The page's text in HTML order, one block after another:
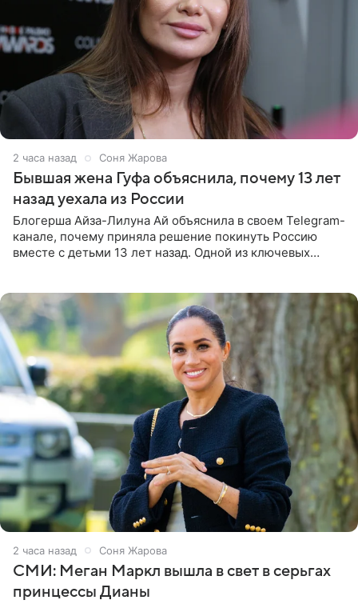
2 часа назад Соня Жарова
Бывшая жена Гуфа объяснила, почему 13 лет
назад уехала из России
Блогерша Айза-Лилуна Ай объяснила в своем Telegram-
канале, почему приняла решение покинуть Россию
вместе с детьми 13 лет назад. Одной из ключевых
2 часа назад Соня Жарова
СМИ: Меган Маркл вышла в свет в серьгах
принцессы Дианы